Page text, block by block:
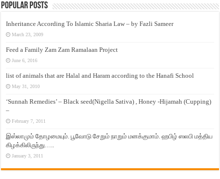
Popular Posts
Inheritance According To Islamic Sharia Law – by Fazli Sameer
March 23, 2009
Feed a Family Zam Zam Ramalaan Project
June 6, 2016
list of animals that are Halal and Haram according to the Hanafi School
May 31, 2010
‘Sunnah Remedies’ – Black seed(Nigella Sativa) , Honey -Hijamah (Cupping)
–
February 7, 2011
இஸ்லாமும் தோழமையும். பூவோடு சேறும் நாறும் மனக்குமாம். ஹபிழ் ஸலபி மத்திய
கிழக்கிலிருந்து…..
January 3, 2011